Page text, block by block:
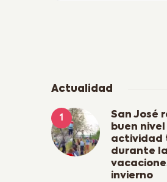
Actualidad
San José
buen nivel
actividad
durante
invierno